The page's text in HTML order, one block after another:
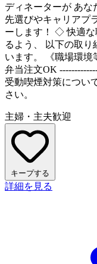
ディネーターが あな
先選びやキャリアプ
ーします！ ◇ 快適
るよう、 以下の取り
います。 《職場環
弁当注文OK
受動喫煙対策につい
さい。
主婦・主夫歓迎
キープする
詳細を見る